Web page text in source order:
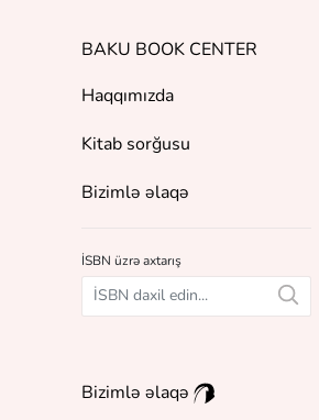
BAKU BOOK CENTER
Haqqımızda
Kitab sorğusu
Bizimlə əlaqə
İSBN üzrə axtarış
Bizimlə əlaqə